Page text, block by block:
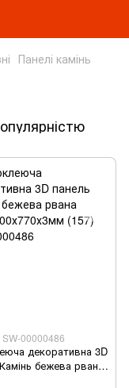
Панелі камінь
SW-00000486
декоративна 3D
бежева рвана
(157) SW-